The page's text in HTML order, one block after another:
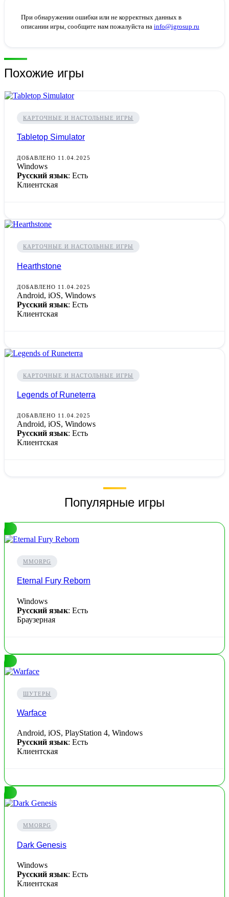
При обнаружении ошибки или не корректных данных в
описании игры, сообщите нам пожалуйста на info@igrosup.ru
Похожие игры
КАРТОЧНЫЕ И НАСТОЛЬНЫЕ ИГРЫ
Tabletop Simulator
ДОБАВЛЕНО 11.04.2025
Windows
Русский язык: Есть
Клиентская
КАРТОЧНЫЕ И НАСТОЛЬНЫЕ ИГРЫ
Hearthstone
ДОБАВЛЕНО 11.04.2025
Android, iOS, Windows
Русский язык: Есть
Клиентская
КАРТОЧНЫЕ И НАСТОЛЬНЫЕ ИГРЫ
Legends of Runeterra
ДОБАВЛЕНО 11.04.2025
Android, iOS, Windows
Русский язык: Есть
Клиентская
Популярные игры
MMORPG
Eternal Fury Reborn
Windows
Русский язык: Есть
Браузерная
ШУТЕРЫ
Warface
Android, iOS, PlayStation 4, Windows
Русский язык: Есть
Клиентская
MMORPG
Dark Genesis
Windows
Русский язык: Есть
Клиентская